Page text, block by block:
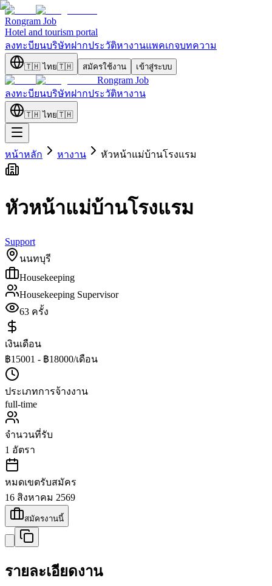
Rongram Job
Hotel and tourism portal
ลงทะบียนบริษัทฝากประวัติหางานแพคเกจบทความ
🇹🇭 ไทย🇹🇭 สมัครใช้งาน เข้าสู่ระบบ
Rongram Job
ลงทะบียนบริษัทฝากประวัติหางาน
🇹🇭 ไทย🇹🇭
หน้าหลัก หางาน หัวหน้าแม่บ้านโรงแรม
หัวหน้าแม่บ้านโรงแรม
Support
นนทบุรี
Housekeeping
Housekeeping Supervisor
63 ครั้ง
เงินเดือน
฿15001 - ฿18000/เดือน
ประเภทการจ้างงาน
full-time
จำนวนที่รับ
1 อัตรา
หมดเขตรับสมัคร
16 สิงหาคม 2569
สมัครงานนี้
รายละเอียดงาน